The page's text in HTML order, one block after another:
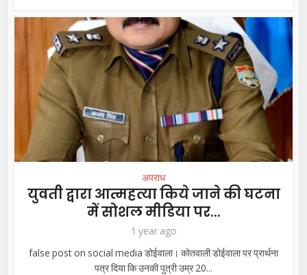
अपराध
युवती द्वारा आत्महत्या किये जाने की घटना
में सोशल मीडिया पर...
1 year ago
false post on social media डोईवाला। कोतवाली डोईवाला पर प्रार्थना
पत्र दिया कि उनकी पुत्री उम्र 20...